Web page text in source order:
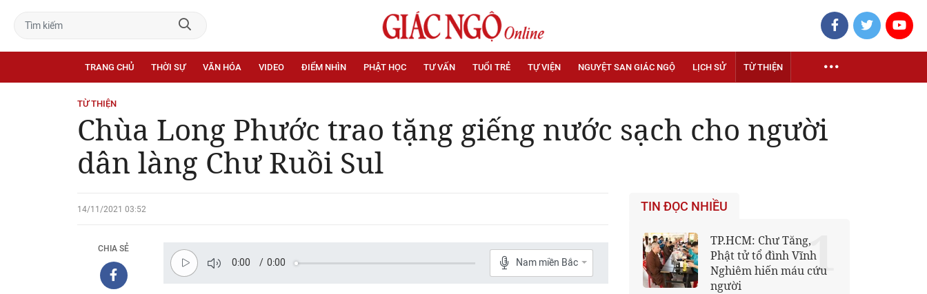
TRANG CHỦ THỜI SỰ VĂN HÓA VIDEO ĐIỂM NHÌN PHẬT HỌC TƯ VẤN TUỔI TRẺ TỰ VIỆN NGUYỆT SAN GIÁC NGỘ LỊCH SỬ TỪ THIỆN
TỪ THIỆN
Chùa Long Phước trao tặng giếng nước sạch cho người
dân làng Chư Ruồi Sul
14/11/2021 03:52
CHIA SẺ
0:00 / 0:00 Nam miền Bắc
TIN ĐỌC NHIỀU
TP.HCM: Chư Tăng,
Phật tử tổ đình Vĩnh
Nghiêm hiến máu cứu
người
1